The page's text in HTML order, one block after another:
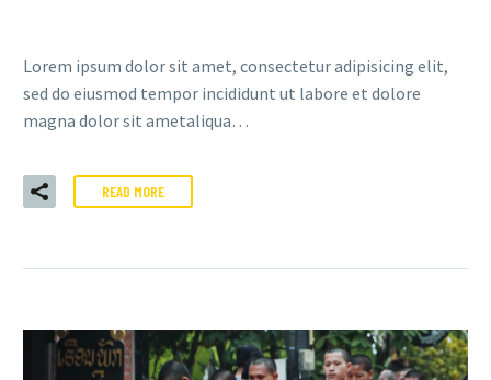
Lorem ipsum dolor sit amet, consectetur adipisicing elit,
sed do eiusmod tempor incididunt ut labore et dolore
magna dolor sit ametaliqua…
READ MORE